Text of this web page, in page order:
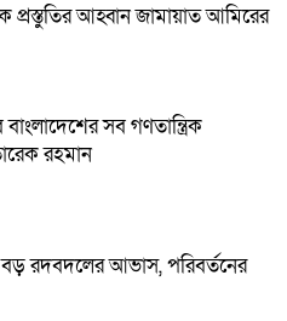
প্রস্তুতির আহ্বান জামায়াত আমিরের
সব গণতান্ত্রিক
রহমান
বড় রদবদলের আভাস, পরিবর্তনের